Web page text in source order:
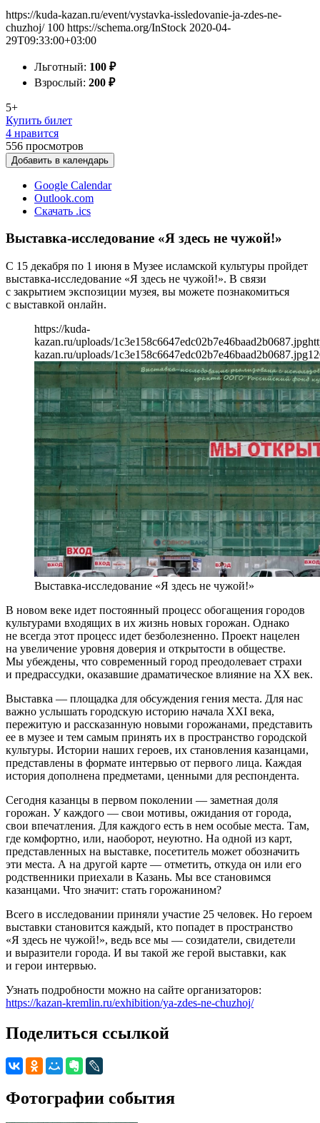
https://kuda-kazan.ru/event/vystavka-issledovanie-ja-zdes-ne-
chuzhoj/ 100 https://schema.org/InStock 2020-04-
29T09:33:00+03:00
Льготный: 100 ₽
Взрослый: 200 ₽
5+
Купить билет
4 нравится
556 просмотров
Добавить в календарь
Google Calendar
Outlook.com
Скачать .ics
Выставка-исследование «Я здесь не чужой!»
С 15 декабря по 1 июня в Музее исламской культуры пройдет
выставка-исследование «Я здесь не чужой!». В связи
с закрытием экспозиции музея, вы можете познакомиться
с выставкой онлайн.
https://kuda-
kazan.ru/uploads/1c3e158c6647edc02b7e46baad2b0687.jpg
kazan.ru/uploads/1c3e158c6647edc02b7e46baad2b0687.jpg
Выставка-исследование «Я здесь не чужой!»
В новом веке идет постоянный процесс обогащения городов
культурами входящих в их жизнь новых горожан. Однако
не всегда этот процесс идет безболезненно. Проект нацелен
на увеличение уровня доверия и открытости в обществе.
Мы убеждены, что современный город преодолевает страхи
и предрассудки, оказавшие драматическое влияние на ХХ век.
Выставка — площадка для обсуждения гения места. Для нас
важно услышать городскую историю начала XXI века,
пережитую и рассказанную новыми горожанами, представить
ее в музее и тем самым принять их в пространство городской
культуры. Истории наших героев, их становления казанцами,
представлены в формате интервью от первого лица. Каждая
история дополнена предметами, ценными для респондента.
Сегодня казанцы в первом поколении — заметная доля
горожан. У каждого — свои мотивы, ожидания от города,
свои впечатления. Для каждого есть в нем особые места. Там,
где комфортно, или, наоборот, неуютно. На одной из карт,
представленных на выставке, посетитель может обозначить
эти места. А на другой карте — отметить, откуда он или его
родственники приехали в Казань. Мы все становимся
казанцами. Что значит: стать горожанином?
Всего в исследовании приняли участие 25 человек. Но героем
выставки становится каждый, кто попадет в пространство
«Я здесь не чужой!», ведь все мы — созидатели, свидетели
и выразители города. И вы такой же герой выставки, как
и герои интервью.
Узнать подробности можно на сайте организаторов:
https://kazan-kremlin.ru/exhibition/ya-zdes-ne-chuzhoj/
Поделиться ссылкой
Фотографии события